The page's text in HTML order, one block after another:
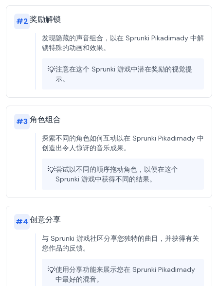
#2奖励解锁
发现隐藏的声音组合，以在 Sprunki Pikadimady 中解
锁特殊的动画和效果。
💡注意在这个 Sprunki 游戏中潜在奖励的视觉提
示。
#3角色组合
探索不同的角色如何互动以在 Sprunki Pikadimady 中
创造出令人惊讶的音乐成果。
💡尝试以不同的顺序拖动角色，以便在这个
Sprunki 游戏中获得不同的结果。
#4创意分享
与 Sprunki 游戏社区分享您独特的曲目，并获得有关
您作品的反馈。
💡使用分享功能来展示您在 Sprunki Pikadimady
中最好的混音。